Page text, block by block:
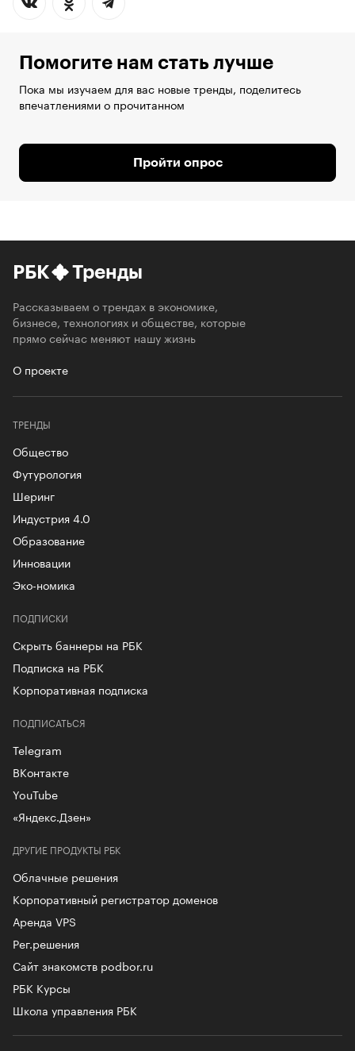
Помогите нам стать лучше
Пока мы изучаем для вас новые тренды, поделитесь
впечатлениями о прочитанном
Пройти опрос
РБК Тренды
Рассказываем о трендах в экономике,
бизнесе, технологиях и обществе, которые
прямо сейчас меняют нашу жизнь
О проекте
ТРЕНДЫ
Общество
Футурология
Шеринг
Индустрия 4.0
Образование
Инновации
Эко-номика
ПОДПИСКИ
Скрыть баннеры на РБК
Подписка на РБК
Корпоративная подписка
ДРУГИЕ ПРОДУКТЫ РБК
Облачные решения
Корпоративный регистратор доменов
Аренда VPS
Рег.решения
Сайт знакомств podbor.ru
РБК Курсы
Школа управления РБК
ПОДПИСАТЬСЯ
Telegram
ВКонтакте
YouTube
«Яндекс.Дзен»